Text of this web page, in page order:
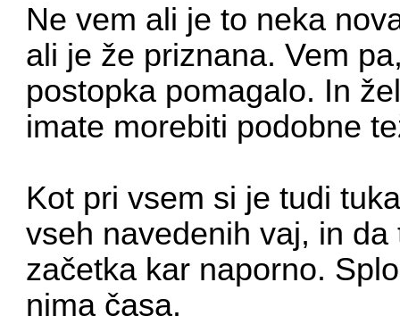
Ne vem ali je to neka
ali je že priznana. Vem
postopka pomagalo. In
imate morebiti podobne
Kot pri vsem si je tudi
vseh navedenih vaj, in
začetka kar naporno.
nima časa.